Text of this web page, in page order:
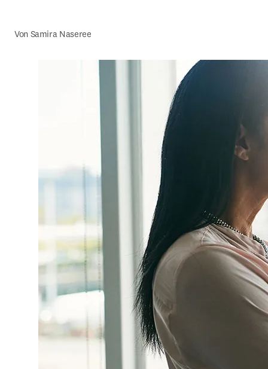
Von Samira Naseree